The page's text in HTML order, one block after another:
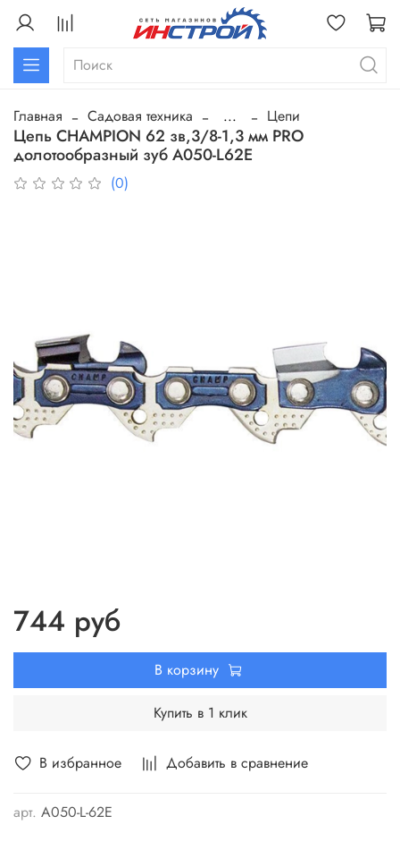
Главная Садовая техника ... Цепи
Цепь CHAMPION 62 зв,3/8-1,3 мм PRO
долотообразный зуб A050-L62E
(0)
В избранное Добавить в сравнение
арт. A050-L-62E
744 руб
В корзину
Купить в 1 клик